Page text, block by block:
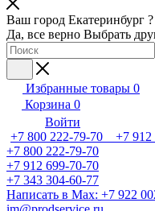
Ваш город Екатеринбург ?
Да, все верно Выбрать
Избранные товары 0
Корзина 0
Войти
+7 800 222-79-70 +7 912
+7 800 222-79-70
+7 912 699-70-70
+7 343 304-60-77
Написать в Max: +7 922